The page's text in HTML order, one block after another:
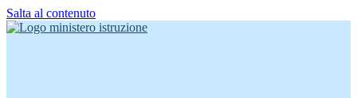
Salta al contenuto